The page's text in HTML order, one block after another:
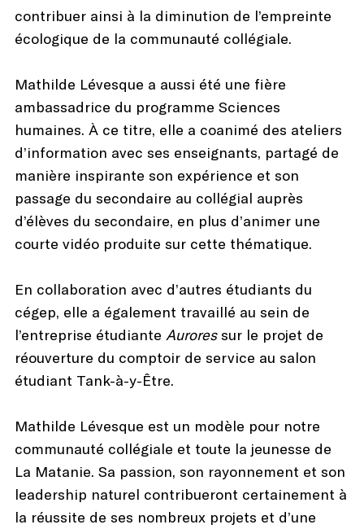
contribuer ainsi à la diminution de l’empreinte
écologique de la communauté collégiale.
Mathilde Lévesque a aussi été une fière
ambassadrice du programme Sciences
humaines. À ce titre, elle a coanimé des ateliers
d’information avec ses enseignants, partagé de
manière inspirante son expérience et son
passage du secondaire au collégial auprès
d’élèves du secondaire, en plus d’animer une
courte vidéo produite sur cette thématique.
En collaboration avec d’autres étudiants du
cégep, elle a également travaillé au sein de
l’entreprise étudiante Auroressur le projet de
réouverture du comptoir de service au salon
étudiant Tank-à-y-Être.
Mathilde Lévesque est un modèle pour notre
communauté collégiale et toute la jeunesse de
La Matanie. Sa passion, son rayonnement et son
leadership naturel contribueront certainement à
la réussite de ses nombreux projets et d’une